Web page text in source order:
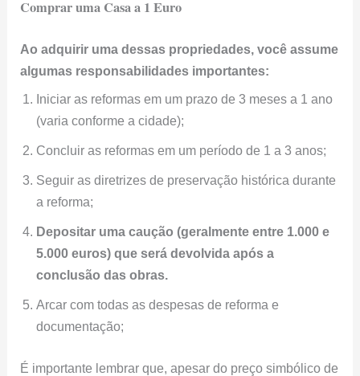
Comprar uma Casa a 1 Euro
Ao adquirir uma dessas propriedades, você assume
algumas responsabilidades importantes:
Iniciar as reformas em um prazo de 3 meses a 1 ano
(varia conforme a cidade);
Concluir as reformas em um período de 1 a 3 anos;
Seguir as diretrizes de preservação histórica durante
a reforma;
Depositar uma caução (geralmente entre 1.000 e
5.000 euros) que será devolvida após a
conclusão das obras.
Arcar com todas as despesas de reforma e
documentação;
É importante lembrar que, apesar do preço simbólico de